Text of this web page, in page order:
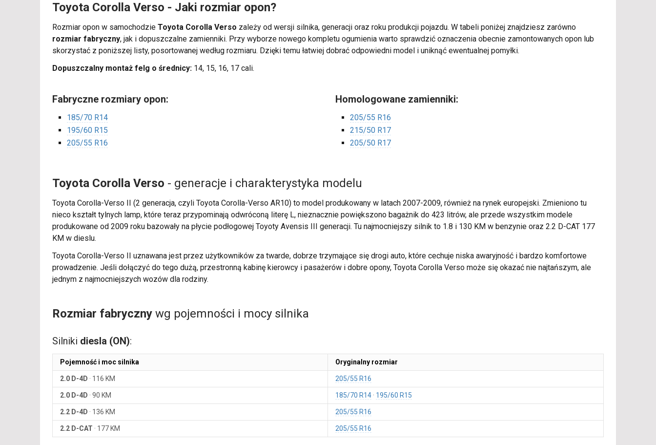
Toyota Corolla Verso - Jaki rozmiar opon?
Rozmiar opon w samochodzie Toyota Corolla Verso zależy od wersji silnika, generacji oraz roku produkcji pojazdu. W tabeli poniżej znajdziesz zarówno
rozmiar fabryczny, jak i dopuszczalne zamienniki. Przy wyborze nowego kompletu ogumienia warto sprawdzić oznaczenia obecnie zamontowanych opon lub
skorzystać z poniższej listy, posortowanej według rozmiaru. Dzięki temu łatwiej dobrać odpowiedni model i uniknąć ewentualnej pomyłki.
Dopuszczalny montaż felg o średnicy: 14, 15, 16, 17 cali.
Fabryczne rozmiary opon:
185/70 R14
195/60 R15
205/55 R16
Homologowane zamienniki:
205/55 R16
215/50 R17
205/50 R17
Toyota Corolla Verso - generacje i charakterystyka modelu
Toyota Corolla-Verso II (2 generacja, czyli Toyota Corolla-Verso AR10) to model produkowany w latach 2007-2009, również na rynek europejski. Zmieniono tu
nieco kształt tylnych lamp, które teraz przypominają odwróconą literę L, nieznacznie powiększono bagażnik do 423 litrów, ale przede wszystkim modele
produkowane od 2009 roku bazowały na płycie podłogowej Toyoty Avensis III generacji. Tu najmocniejszy silnik to 1.8 i 130 KM w benzynie oraz 2.2 D-CAT 177
KM w dieslu.
Toyota Corolla-Verso II uznawana jest przez użytkowników za twarde, dobrze trzymające się drogi auto, które cechuje niska awaryjność i bardzo komfortowe
prowadzenie. Jeśli dołączyć do tego dużą, przestronną kabinę kierowcy i pasażerów i dobre opony, Toyota Corolla Verso może się okazać nie najtańszym, ale
jednym z najmocniejszych wozów dla rodziny.
Rozmiar fabryczny wg pojemności i mocy silnika
Silniki diesla (ON):
Pojemność i moc silnika Oryginalny rozmiar
2.0 D-4D · 116 KM 205/55 R16
2.0 D-4D · 90 KM 185/70 R14 195/60 R15
2.2 D-4D · 136 KM 205/55 R16
2.2 D-CAT · 177 KM 205/55 R16